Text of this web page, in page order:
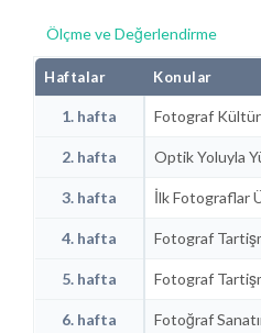
Ölçme ve Değerlendirme
Haftalar Konular
1. hafta Fotograf
2. hafta Optik Yoluyla
3. hafta İlk Fotograflar
4. hafta Fotograf
5. hafta Fotograf
6. hafta Fotoğraf